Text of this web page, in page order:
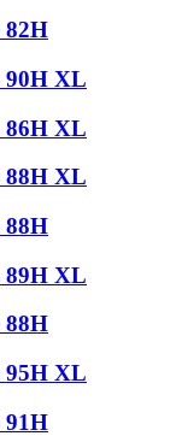
82H
90H XL
86H XL
88H XL
88H
89H XL
88H
95H XL
91H